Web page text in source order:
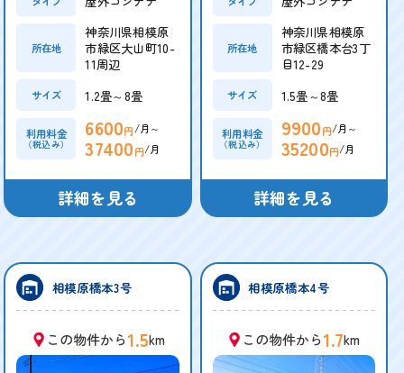
所在地
神奈川県相模原
市緑区大山町10-
11周辺
サイズ 1.2畳～8畳
利用料金
（税込み）
6600円/月～
37400円/月
詳細を見る
所在地
神奈川県相模原
市緑区橋本台3丁
目12-29
サイズ 1.5畳～8畳
利用料金
（税込み）
9900円/月～
35200円/月
詳細を見る
相模原橋本3号
この物件から1.5km
相模原橋本4号
この物件から1.7km